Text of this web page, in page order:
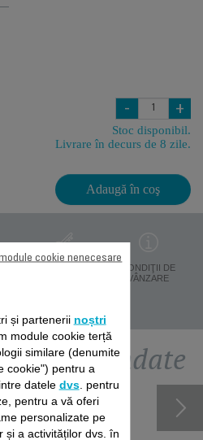
- +
Stoc disponibil.
Livrare în decurs de 8 zile.
Adaugă în coş
CONDIŢII DE
VÂNZARE
recomandate
și partenerii noștri
module cookie terță
similare (denumite
cookie") pentru a
datele dvs. pentru
pentru a vă oferi
personalizate pe
și a activităților dvs. în
cookie nenecesare